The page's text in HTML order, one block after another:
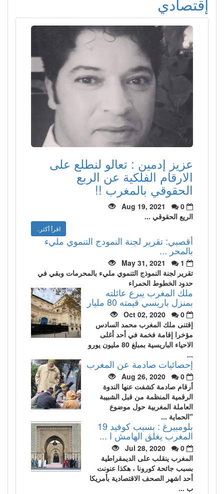
إقتصادي
عزيز إدمين : تعالو لنطلع على
الارقام الفلكية عن الربع
الحقوقي بالمغرب !!
Aug 19, 2021
0
الريع الحقوقي ...
اقرأ أكثر..
أقصبي: تقرير لجنة النمودج التنموي مليء
بالمحر ...
May 31, 2021
1
تقرير لجنة النموذج التنموي مليء بالمحرمات وبقي في
حدود الخطوط الحمراء
ملك المغرب يبرع عائلته
بمنزل باريسي قيمته 80 مليار
Oct 02, 2020
0
إقتنى ملك المغرب محمد السادس
مؤخرا إقامة فخمة في أحد أغلى
الاحياء الباريسية بمبلغ 80 مليون يورو
...
إحصائيات صادمة عن المغرب
Aug 26, 2020
0
أرقام صادمة كشفت عنها الندوة
الرقمية المنظمة من قبل الشبيبة
العاملة المغربية حول موضوع
"الحماية ...
بلومبيرغ : بسبب كوفيد 19
المغرب يغلق الهامش ا ...
Jul 28, 2020
0
المغرب ينقلب على الديمقراطية
بسبب جائحة كورونا ، هكذا عنونت
أحد اشهر الصحف الاقتصادية بأمريكا
ب ...